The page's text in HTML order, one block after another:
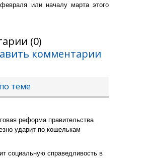
или началу марта этого
(0)
комментарии
теме
реформа правительства
ударит по кошелькам
социальную справедливость в